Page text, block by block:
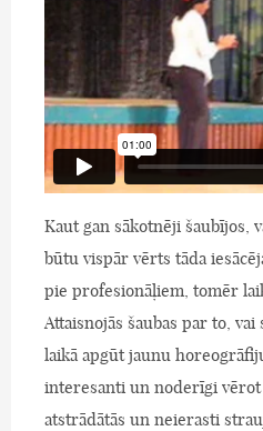
Kaut gan sākotnēji šaubījos,
būtu vispār vērts tāda
pie profesionāļiem, tomēr
Attaisnojās šaubas par to,
laikā apgūt jaunu
interesanti un noderīgi vērot
atstrādātās un neierasti